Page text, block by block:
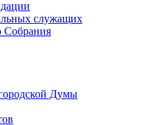
служащих
Cобрания
Думы